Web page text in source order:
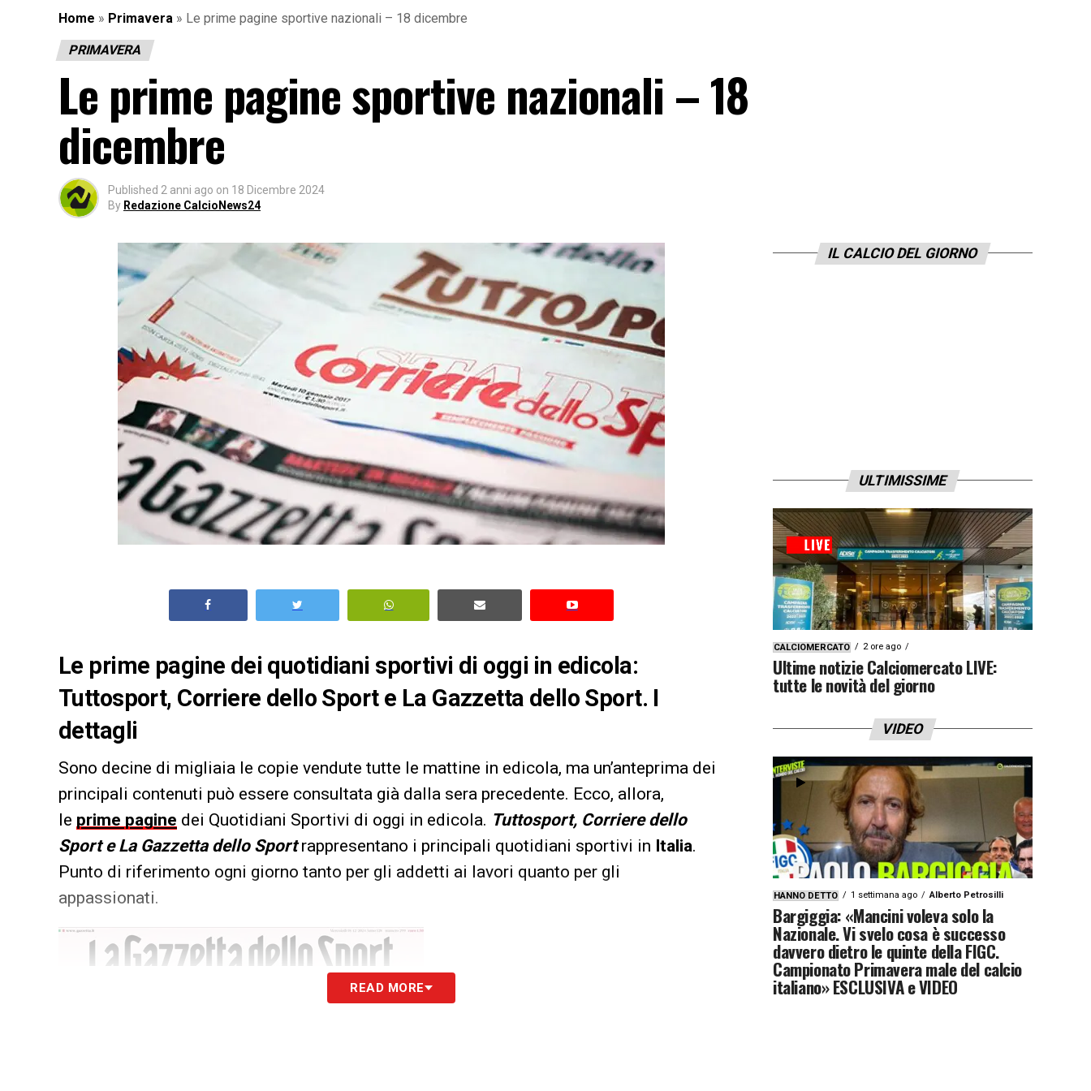
Home » Primavera » Le prime pagine sportive nazionali – 18 dicembre
PRIMAVERA
Le prime pagine sportive nazionali – 18
dicembre
Published 2 anni ago on 18 Dicembre 2024
By Redazione CalcioNews24
Le prime pagine dei quotidiani sportivi di oggi in edicola:
Tuttosport, Corriere dello Sport e La Gazzetta dello Sport. I
dettagli
Sono decine di migliaia le copie vendute tutte le mattine in edicola, ma un’anteprima dei
principali contenuti può essere consultata già dalla sera precedente. Ecco, allora,
le prime pagine dei Quotidiani Sportivi di oggi in edicola. Tuttosport, Corriere dello
Sport e La Gazzetta dello Sportrappresentano i principali quotidiani sportivi in Italia.
Punto di riferimento ogni giorno tanto per gli addetti ai lavori quanto per gli
appassionati.
READ MORE
IL CALCIO DEL GIORNO
ULTIMISSIME
CALCIOMERCATO 2 ore ago
Ultime notizie Calciomercato LIVE:
tutte le novità del giorno
VIDEO
HANNO DETTO 1 settimana ago Alberto Petrosilli
Bargiggia: «Mancini voleva solo la
Nazionale. Vi svelo cosa è successo
davvero dietro le quinte della FIGC.
Campionato Primavera male del calcio
italiano» ESCLUSIVA e VIDEO